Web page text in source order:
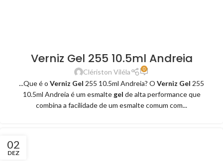
Verniz Gel 255 10.5ml Andreia
Clériston Viléla 0
...Que é o Verniz Gel 255 10.5ml Andreia? O Verniz Gel 255
10.5ml Andreia é um esmalte gel de alta performance que
combina a facilidade de um esmalte comum com...
02
DEZ